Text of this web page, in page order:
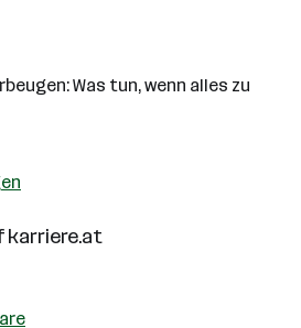
Was tun, wenn alles zu
karriere.at